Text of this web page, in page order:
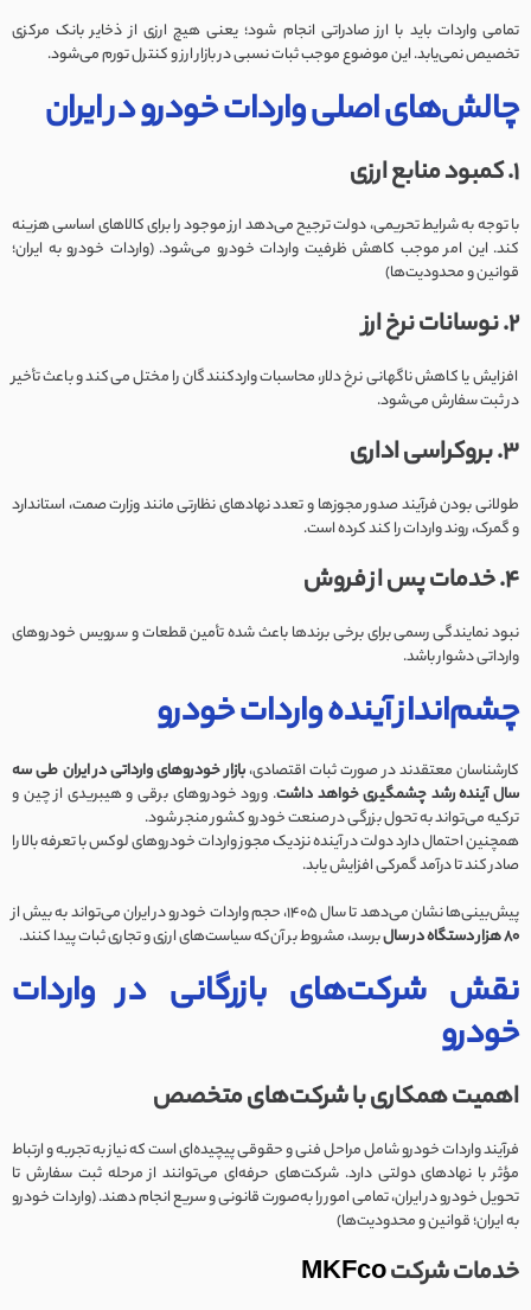
تمامی واردات باید با ارز صادراتی انجام شود؛ یعنی هیچ ارزی از ذخایر بانک مرکزی
تخصیص نمی‌یابد. این موضوع موجب ثبات نسبی در بازار ارز و کنترل تورم می‌شود.
چالش‌های اصلی واردات خودرو در ایران
1. کمبود منابع ارزی
با توجه به شرایط تحریمی، دولت ترجیح می‌دهد ارز موجود را برای کالاهای اساسی هزینه
کند. این امر موجب کاهش ظرفیت واردات خودرو می‌شود. (واردات خودرو به ایران؛
قوانین و محدودیت‌ها)
2. نوسانات نرخ ارز
افزایش یا کاهش ناگهانی نرخ دلار، محاسبات واردکنندگان را مختل می‌کند و باعث تأخیر
در ثبت سفارش می‌شود.
3. بروکراسی اداری
طولانی بودن فرآیند صدور مجوزها و تعدد نهادهای نظارتی مانند وزارت صمت، استاندارد
و گمرک، روند واردات را کند کرده است.
4. خدمات پس از فروش
نبود نمایندگی رسمی برای برخی برندها باعث شده تأمین قطعات و سرویس خودروهای
وارداتی دشوار باشد.
چشم‌انداز آینده واردات خودرو
کارشناسان معتقدند در صورت ثبات اقتصادی،بازار خودروهای وارداتی در ایران طی سه
سال آینده رشد چشمگیری خواهد داشت. ورود خودروهای برقی و هیبریدی از چین و
ترکیه می‌تواند به تحول بزرگی در صنعت خودرو کشور منجر شود.
همچنین احتمال دارد دولت در آینده نزدیک مجوز واردات خودروهای لوکس با تعرفه بالا را
صادر کند تا درآمد گمرکی افزایش یابد.
پیش‌بینی‌ها نشان می‌دهد تا سال ۱۴۰۵، حجم واردات خودرو در ایران می‌تواند به بیش از
80 هزار دستگاه در سال
برسد، مشروط بر آن‌که سیاست‌های ارزی و تجاری ثبات پیدا کنند.
نقش شرکت‌های بازرگانی در واردات
خودرو
اهمیت همکاری با شرکت‌های متخصص
فرآیند واردات خودرو شامل مراحل فنی و حقوقی پیچیده‌ای است که نیاز به تجربه و ارتباط
مؤثر با نهادهای دولتی دارد. شرکت‌های حرفه‌ای می‌توانند از مرحله ثبت سفارش تا
تحویل خودرو در ایران، تمامی امور را به‌صورت قانونی و سریع انجام دهند. (واردات خودرو
به ایران؛ قوانین و محدودیت‌ها)
خدمات شرکتMKFco